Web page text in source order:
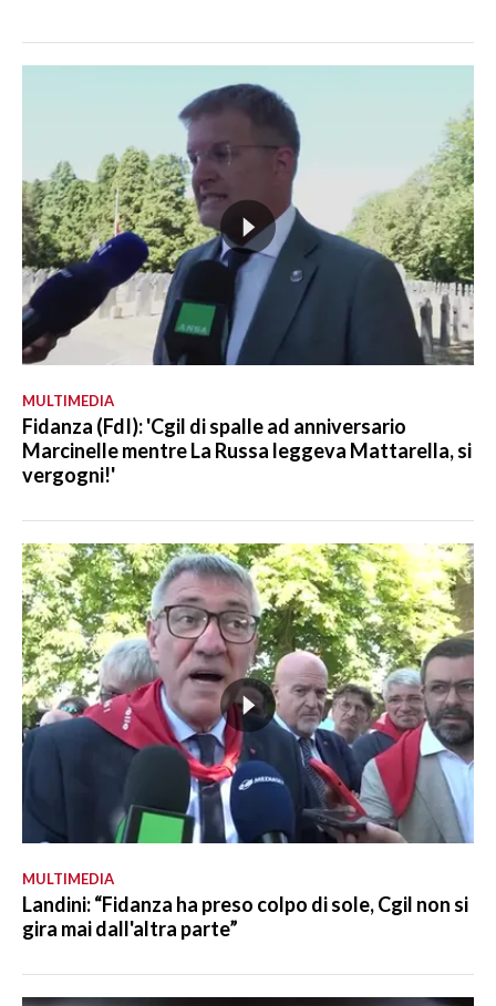
MULTIMEDIA
Fidanza (FdI): 'Cgil di spalle ad anniversario
Marcinelle mentre La Russa leggeva Mattarella, si
vergogni!'
MULTIMEDIA
Landini: “Fidanza ha preso colpo di sole, Cgil non si
gira mai dall'altra parte”